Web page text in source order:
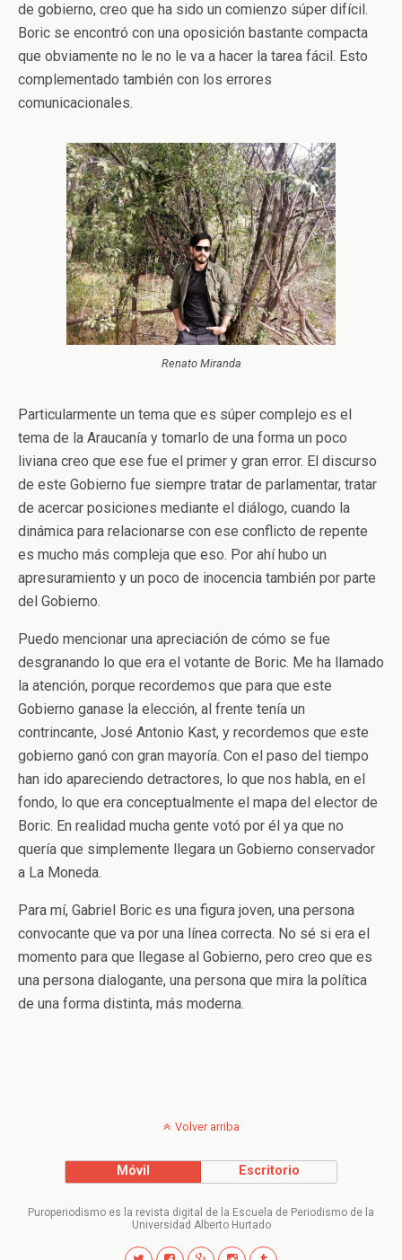
de gobierno, creo que ha sido un comienzo súper difícil.
Boric se encontró con una oposición bastante compacta
que obviamente no le no le va a hacer la tarea fácil. Esto
complementado también con los errores
comunicacionales.
Renato Miranda
Particularmente un tema que es súper complejo es el
tema de la Araucanía y tomarlo de una forma un poco
liviana creo que ese fue el primer y gran error. El discurso
de este Gobierno fue siempre tratar de parlamentar, tratar
de acercar posiciones mediante el diálogo, cuando la
dinámica para relacionarse con ese conflicto de repente
es mucho más compleja que eso. Por ahí hubo un
apresuramiento y un poco de inocencia también por parte
del Gobierno.
Puedo mencionar una apreciación de cómo se fue
desgranando lo que era el votante de Boric. Me ha llamado
la atención, porque recordemos que para que este
Gobierno ganase la elección, al frente tenía un
contrincante, José Antonio Kast, y recordemos que este
gobierno ganó con gran mayoría. Con el paso del tiempo
han ido apareciendo detractores, lo que nos habla, en el
fondo, lo que era conceptualmente el mapa del elector de
Boric. En realidad mucha gente votó por él ya que no
quería que simplemente llegara un Gobierno conservador
a La Moneda.
Para mí, Gabriel Boric es una figura joven, una persona
convocante que va por una línea correcta. No sé si era el
momento para que llegase al Gobierno, pero creo que es
una persona dialogante, una persona que mira la política
de una forma distinta, más moderna.
Volver arriba
Móvil Escritorio
Puroperiodismo es la revista digital de la Escuela de Periodismo de la
Universidad Alberto Hurtado